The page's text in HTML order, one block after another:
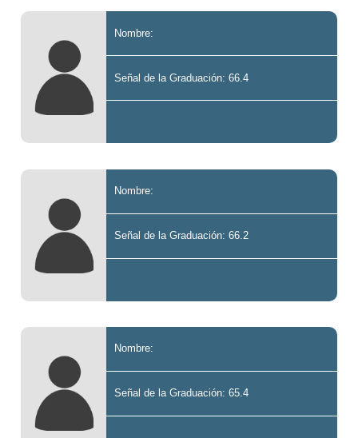
Nombre:
Señal de la Graduación: 66.4
Nombre:
Señal de la Graduación: 66.2
Nombre:
Señal de la Graduación: 65.4